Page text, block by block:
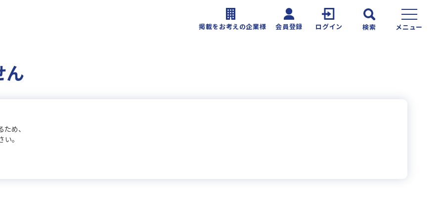
掲載をお考えの企業様 会員登録 ログイン 検索 メニュー
ん
め、
。